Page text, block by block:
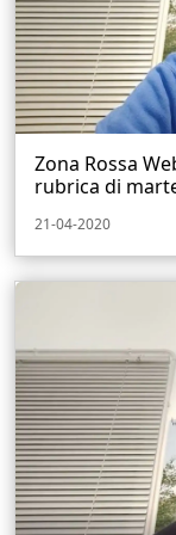
Zona Rossa
rubrica di
21-04-2020